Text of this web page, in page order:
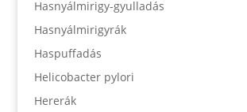
Hasnyálmirigy-gyulladás
Hasnyálmirigyrák
Haspuffadás
Helicobacter pylori
Hererák